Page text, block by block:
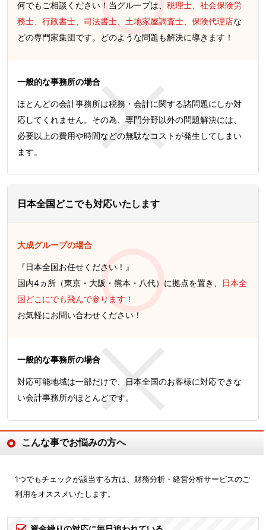
何でもご相談ください！当グループは、 税理士、社会保険労
務士、行政書士、司法書士、土地家屋調査士、保険代理店な
どの専門家集団です。どのような問題も解決に導きます！
一般的な事務所の場合
ほとんどの会計事務所は税務・会計に関する諸問題にしか対
応してくれません。その為、専門分野以外の問題解決には、
必要以上の費用や時間などの無駄なコストが発生してしまい
ます。
日本全国どこでも対応いたします
大成グループの場合
『日本全国お任せください！』
国内4ヵ所（東京・大阪・熊本・八代）に拠点を置き、
日本全
国どこにでも飛んで参ります！
お気軽にお問い合わせください！
一般的な事務所の場合
対応可能地域は一部だけで、日本全国のお客様に対応できな
い会計事務所がほとんどです。
こんな事でお悩みの方へ
1つでもチェックが該当する方は、財務分析・経営分析サービスのご
利用をオススメいたします。